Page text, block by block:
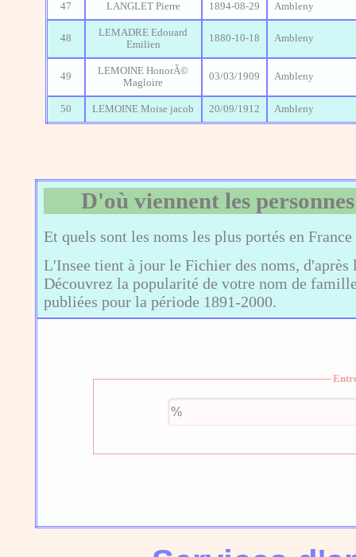
47 LANGLET Pierre 1894-08-29 Ambleny
48
LEMADRE Edouard
Emilien
1880-10-18 Ambleny
49
LEMOINE HonorÃ©
Magloire
03/03/1909 Ambleny
50 LEMOINE Moise jacob 20/09/1912 Ambleny
D'où viennent les
Et quels sont les noms les plus portés en
L'Insee tient à jour le Fichier des noms,
Découvrez la popularité de votre nom de
publiées pour la période 1891-2000.